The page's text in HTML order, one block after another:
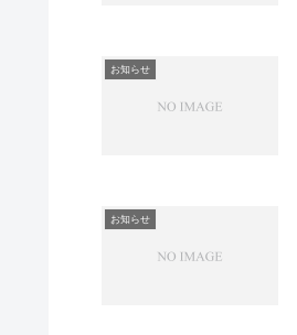
お知らせ
お知らせ